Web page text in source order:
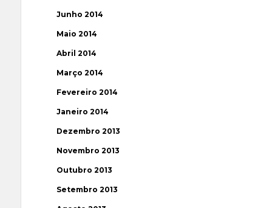
Junho 2014
Maio 2014
Abril 2014
Março 2014
Fevereiro 2014
Janeiro 2014
Dezembro 2013
Novembro 2013
Outubro 2013
Setembro 2013